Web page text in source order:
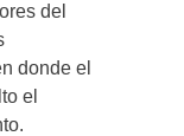
del
donde el
el